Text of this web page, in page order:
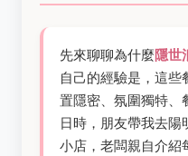
先來聊聊為什麼隱世
自己的經驗是，這
置隱密、氛圍獨特、
日時，朋友帶我去
小店，老闆親自介紹